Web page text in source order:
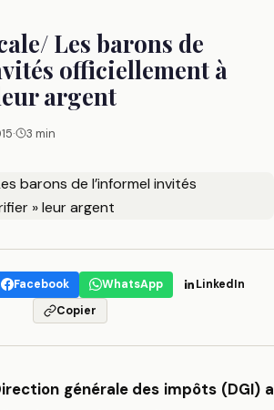
Les barons de
officiellement à
argent
· 3 min
Facebook WhatsApp
LinkedIn
Copier
générale des impôts (DGI) a